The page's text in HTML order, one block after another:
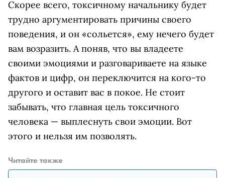
Скорее всего, токсичному начальнику будет
трудно аргументировать причины своего
поведения, и он «сольется», ему нечего будет
вам возразить. А поняв, что вы владеете
своими эмоциями и разговариваете на языке
фактов и цифр, он переключится на кого-то
другого и оставит вас в покое. Не стоит
забывать, что главная цель токсичного
человека — выплеснуть свои эмоции. Вот
этого и нельзя им позволять.
Читайте также